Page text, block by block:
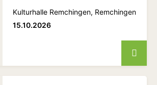
Kulturhalle Remchingen, Remchingen
15.10.2026